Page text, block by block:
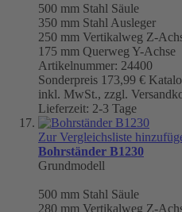
500 mm Stahl Säule
350 mm Stahl Ausleger
250 mm Vertikalweg Z-
175 mm Querweg Y-Achse
Artikelnummer: 24400
Sonderpreis 173,99 €
inkl. MwSt., zzgl.
Lieferzeit: 2-3 Tage
Zur Vergleichsliste
Bohrständer B1230
Grundmodell
500 mm Stahl Säule
280 mm Vertikalweg Z-